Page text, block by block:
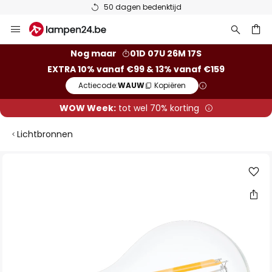
50 dagen bedenktijd
naar
Nog maar
01D 07U 26M 16S
EXTRA 10% vanaf €99 & 13% vanaf €159
Actiecode:WAUW Kopiëren
WOW Week:tot wel 70% korting
Lichtbronnen